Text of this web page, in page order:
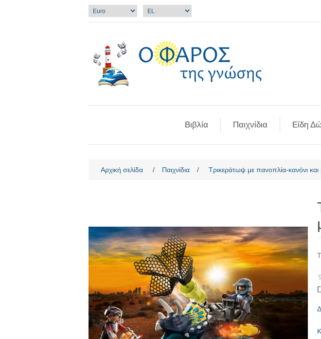
Βιβλία Παιχνίδια Είδη
Αρχική σελίδα / Παιχνίδια / Τρικεράτωψ με πανοπλία-κανόνι και